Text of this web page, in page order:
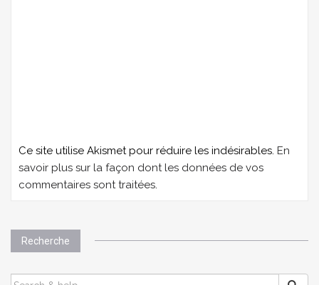
Ce site utilise Akismet pour réduire les indésirables. En
savoir plus sur la façon dont les données de vos
commentaires sont traitées
Recherche
SEARCH